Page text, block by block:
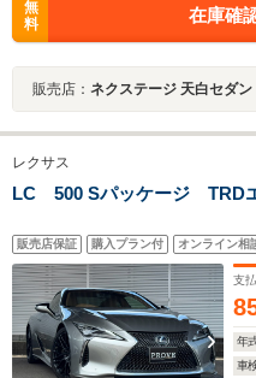
無
料
在庫確
販売店： ネクステージ 天白セダ
レクサス
LC 500 Sパッケージ TRD
販売店保証 購入プラン付 オンライン相
支
年
車